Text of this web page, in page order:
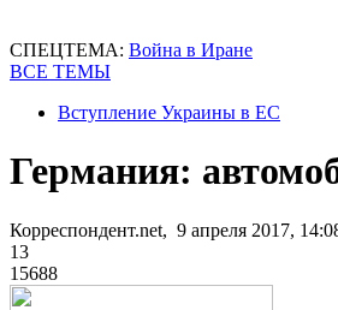
СПЕЦТЕМА: Война в Иране
ВСЕ ТЕМЫ
Вступление Украины в ЕС
Германия:
Корреспондент.net, 9 апреля 2017,
13
15688